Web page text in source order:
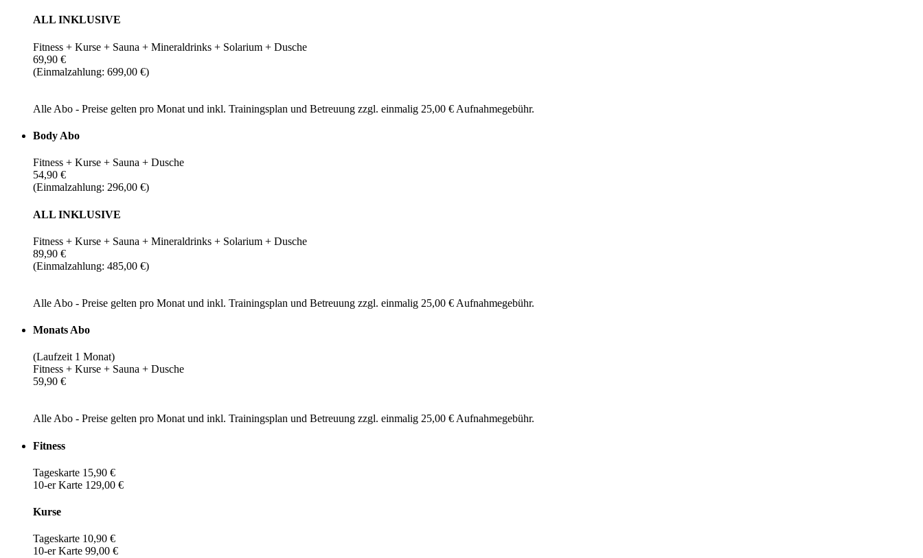
ALL INKLUSIVE
Fitness + Kurse + Sauna + Mineraldrinks + Solarium + Dusche
69,90 €
(Einmalzahlung: 699,00 €)
Alle Abo - Preise gelten pro Monat und inkl. Trainingsplan und Betreuung zzgl. einmalig 25,00 € Aufnahmegebühr.
Body Abo
Fitness + Kurse + Sauna + Dusche
54,90 €
(Einmalzahlung: 296,00 €)
ALL INKLUSIVE
Fitness + Kurse + Sauna + Mineraldrinks + Solarium + Dusche
89,90 €
(Einmalzahlung: 485,00 €)
Alle Abo - Preise gelten pro Monat und inkl. Trainingsplan und Betreuung zzgl. einmalig 25,00 € Aufnahmegebühr.
Monats Abo
(Laufzeit 1 Monat)
Fitness + Kurse + Sauna + Dusche
59,90 €
Alle Abo - Preise gelten pro Monat und inkl. Trainingsplan und Betreuung zzgl. einmalig 25,00 € Aufnahmegebühr.
Fitness
Tageskarte 15,90 €
10-er Karte 129,00 €
Kurse
Tageskarte 10,90 €
10-er Karte 99,00 €